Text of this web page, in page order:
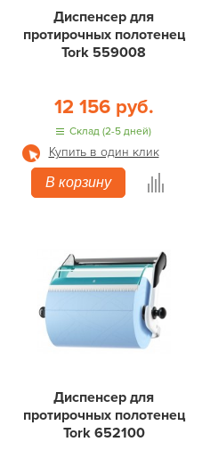
Диспенсер для
протирочных полотенец
Tork 559008
12 156 руб.
Склад (2-5 дней)
Купить в один клик
В корзину
Диспенсер для
протирочных полотенец
Tork 652100